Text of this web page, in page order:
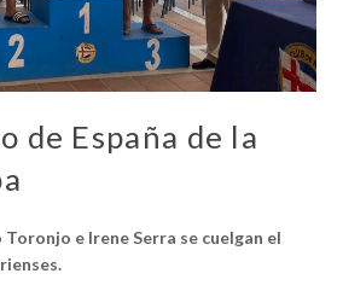
de España de la
Toronjo e Irene Serra se cuelgan el